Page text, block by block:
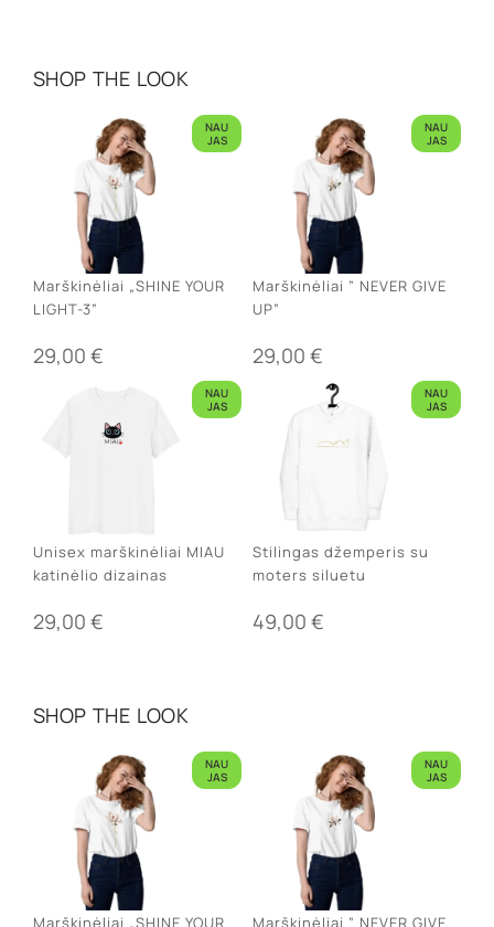
SHOP THE LOOK
NAU
JAS
Marškinėliai „SHINE YOUR
LIGHT-3”
29,00 €
NAU
JAS
Marškinėliai ” NEVER GIVE
UP”
29,00 €
NAU
JAS
Unisex marškinėliai MIAU
katinėlio dizainas
29,00 €
NAU
JAS
Stilingas džemperis su
moters siluetu
49,00 €
SHOP THE LOOK
NAU
JAS
Marškinėliai „SHINE YOUR
NAU
JAS
Marškinėliai ” NEVER GIVE